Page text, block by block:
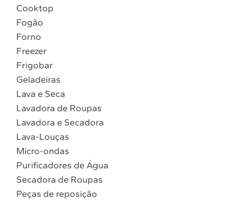
Localizar assistência técnica
8º Embutir
9º Lava Seca
Cooktop
Fogão
Forno
Freezer
Frigobar
Geladeiras
Lava e Seca
Lavadora de Roupas
Lavadora e Secadora
Lava-Louças
Micro-ondas
Purificadores de Água
Secadora de Roupas
Peças de reposição